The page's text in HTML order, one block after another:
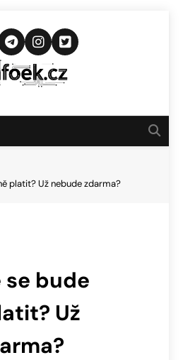
Novinkám
platit? Už nebude zdarma?
se bude
Už